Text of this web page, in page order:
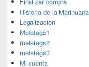
Historia de la Marihuana
Legalizacion
Metatags1
metatags2
metatags3
Mi cuenta